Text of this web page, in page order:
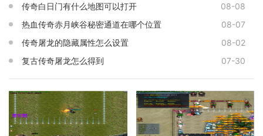
传奇白日门有什么地图可以打开
08-08
热血传奇赤月峡谷秘密通道在哪个位置
08-07
传奇屠龙的隐藏属性怎么设置
08-02
复古传奇屠龙怎么得到
07-30